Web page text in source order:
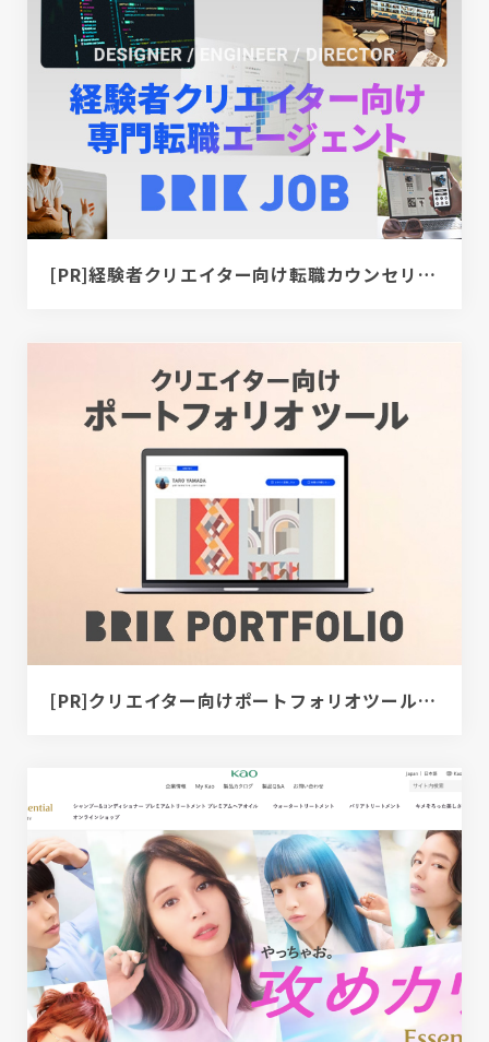
[PR]経験者クリエイター向け転職カウンセリング｜デザイナー / ディレクター / エンジニア
[PR]クリエイター向けポートフォリオツール｜BRIK PORTFOLIO